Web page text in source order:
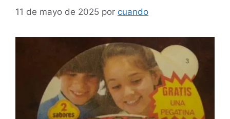
11 de mayo de 2025 por cuando